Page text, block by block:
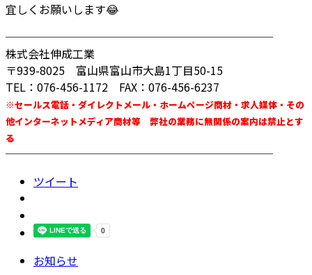
宜しくお願いします😂
────────────────────────
株式会社伸成工業
〒939-8025 富山県富山市大島1丁目50-15
TEL：076-456-1172 FAX：076-456-6237
※セールス電話・ダイレクトメール・ホームページ商材・求人媒体・その
他インターネットメディア商材等 弊社の業務に無関係の案内は禁止とす
る
────────────────────────
ツイート
お知らせ